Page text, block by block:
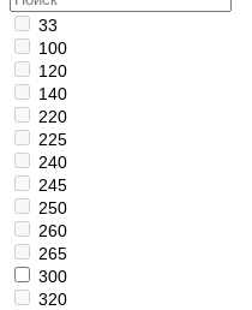
33
100
120
140
220
225
240
245
250
260
265
300
320